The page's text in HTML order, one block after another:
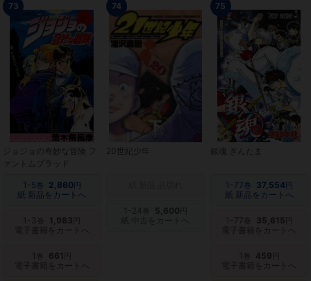
73
ジョジョの奇妙な冒険 フ
ァントムブラッド
1-5巻 2,860 円
紙 新品をカートへ
1-3 巻 1,983
電子書籍をカートへ
1 巻 661
電子書籍をカートへ
74
20世紀少年
5,600
紙 中古をカートへ
75
銀魂 ぎんたま
1-77巻 37,554 円
紙 新品をカートへ
1-77 巻 35,615
電子書籍をカートへ
1 巻 459
電子書籍をカートへ